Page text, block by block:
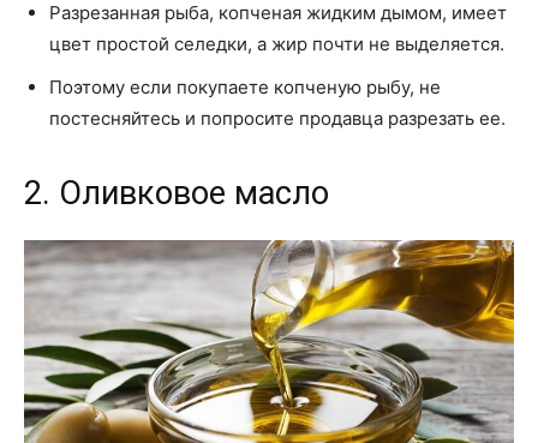
Разрезанная рыба, копченая жидким дымом, имеет
цвет простой селедки, а жир почти не выделяется.
Поэтому если покупаете копченую рыбу, не
постесняйтесь и попросите продавца разрезать ее.
2. Оливковое масло